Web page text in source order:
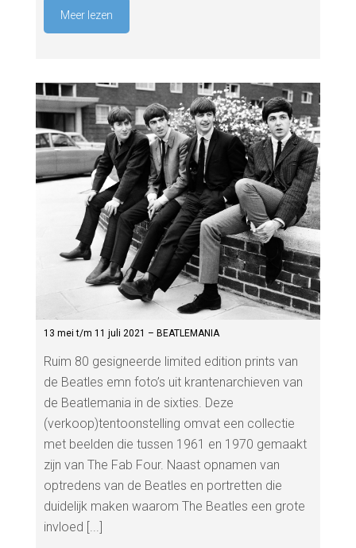
Meer lezen
13 mei t/m 11 juli 2021 – BEATLEMANIA
Ruim 80 gesigneerde limited edition prints van
de Beatles emn foto’s uit krantenarchieven van
de Beatlemania in de sixties. Deze
(verkoop)tentoonstelling omvat een collectie
met beelden die tussen 1961 en 1970 gemaakt
zijn van The Fab Four. Naast opnamen van
optredens van de Beatles en portretten die
duidelijk maken waarom The Beatles een grote
invloed [...]